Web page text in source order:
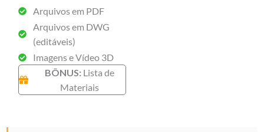
Arquivos em PDF
Arquivos em DWG
(editáveis)
Imagens e Vídeo 3D
BÔNUS: Lista de
Materiais